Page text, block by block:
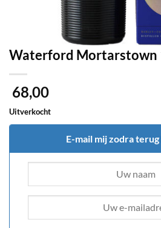
Waterford Mortarstown
68,00
Uitverkocht
E-mail mij zodra